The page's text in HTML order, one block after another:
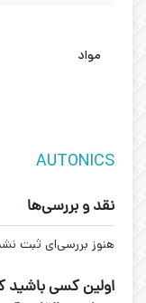
مواد
AUTONICS
نقد و بررسی‌ها
هنوز بررسی‌ای ثبت
اولین کسی